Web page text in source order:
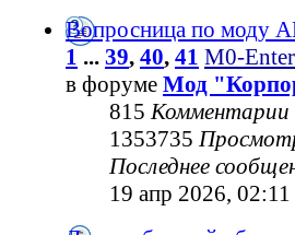
Вопросница по моду
1 ... 39, 40, 41 M0-
в форуме Мод
815Комментарии
1353735
Последнее
19 апр 2026, 02:11